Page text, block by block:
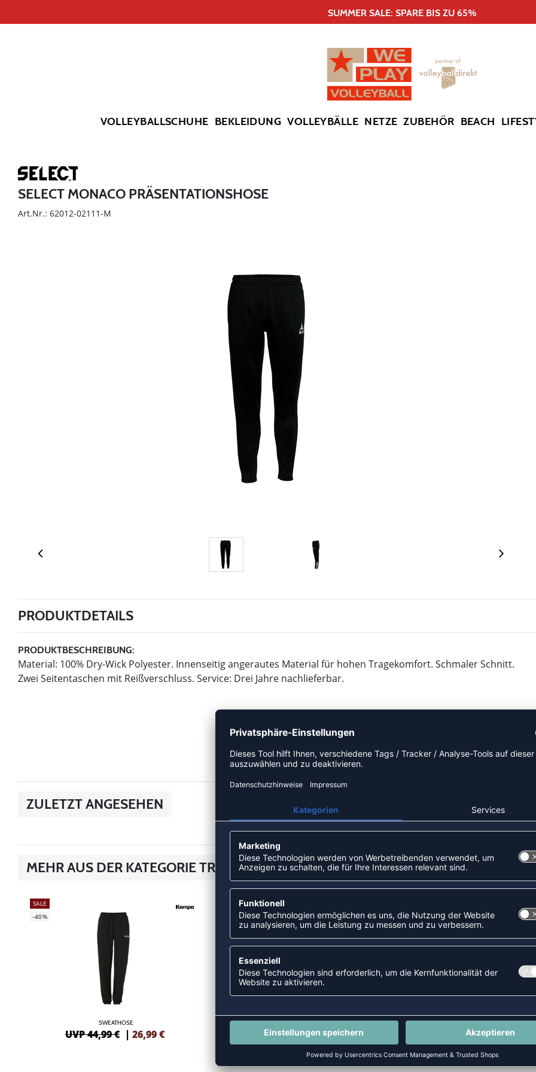
SUMMER SALE: SPARE BIS ZU 65%
VOLLEYBALLSCHUHE BEKLEIDUNG VOLLEYBÄLLE NETZE ZUBEHÖR BEACH
SELECT MONACO PRÄSENTATIONSHOSE
Art.Nr.: 62012-02111-M
PRODUKTDETAILS
PRODUKTBESCHREIBUNG:
Material: 100% Dry-Wick Polyester. Innenseitig angerautes Material für hohen Tragekomfort. Schmaler Schnitt.
Zwei Seitentaschen mit Reißverschluss. Service: Drei Jahre nachlieferbar.
ZULETZT ANGESEHEN
MEHR AUS DER KATEGORIE TRAININGSHOSEN
SALE
-40%
SWEATHOSE
UVP 44,99 € | 26,99€
CORE TRAINING PANT
UVP 31,95 € |21,95 €
-33%
SENDAI TRAINING PANT
UVP 34,00 € |